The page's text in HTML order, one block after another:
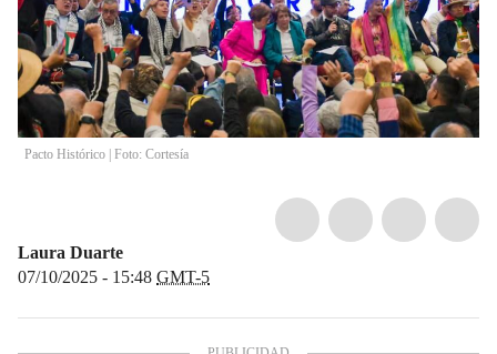
Pacto Histórico | Foto: Cortesía
Laura Duarte
07/10/2025 - 15:48 GMT-5